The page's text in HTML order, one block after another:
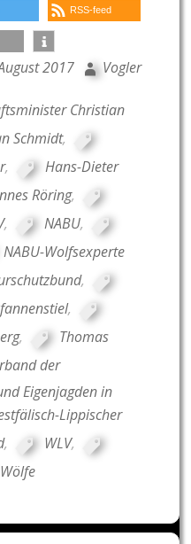
RSS-feed
2017 Vogler
Christian
Schmidt,
,
Hans-Dieter
Röring,
, NABU,
NABU-Wolfsexperte
,
,
,
Thomas
der
Eigenjagden in
Lippischer
, WLV,
Wölfe